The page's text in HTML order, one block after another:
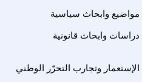
مواضيع وابحاث سياسية
دراسات وابحاث قانونية
الإستعمار وتجارب التحرّر الوطني